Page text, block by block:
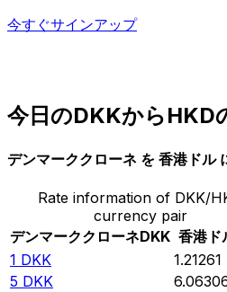
今すぐサインアップ
今日のDKKからHKD
デンマーククローネ を 香港ドル
Rate information of DKK/
currency pair
デンマーククローネDKK 香港ド
1 DKK 1.21261
5 DKK